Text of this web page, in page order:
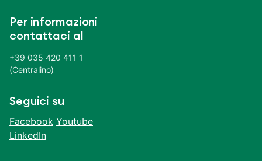
Per informazioni
contattaci al
+39 035 420 411 1
(Centralino)
Seguici su
Facebook Youtube
LinkedIn